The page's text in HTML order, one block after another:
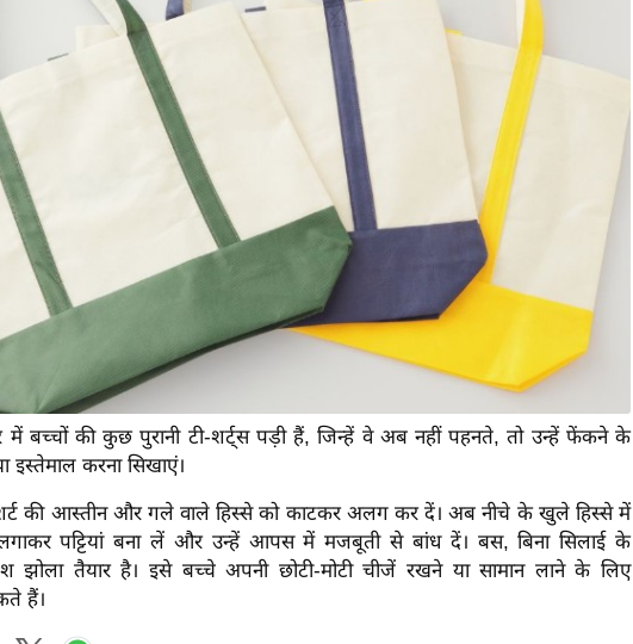
बच्चों की कुछ पुरानी टी-शर्ट्स पड़ी हैं, जिन्हें वे अब नहीं पहनते, तो उन्हें फेंकने के
इस्तेमाल करना सिखाएं।
की आस्तीन और गले वाले हिस्से को काटकर अलग कर दें। अब नीचे के खुले हिस्से में
पट्टियां बना लें और उन्हें आपस में मजबूती से बांध दें। बस, बिना सिलाई के
झोला तैयार है। इसे बच्चे अपनी छोटी-मोटी चीजें रखने या सामान लाने के लिए
हैं।